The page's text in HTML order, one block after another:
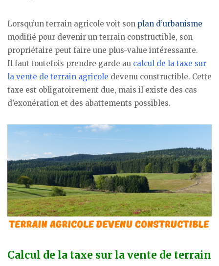
Lorsqu’un terrain agricole voit son plan d’urbanisme
modifié pour devenir un terrain constructible, son
propriétaire peut faire une plus-value intéressante.
Il faut toutefois prendre garde au calcul de la taxe sur
la vente de terrain agricole devenu constructible. Cette
taxe est obligatoirement due, mais il existe des cas
d’exonération et des abattements possibles.
Calcul de la taxe sur la vente de terrain